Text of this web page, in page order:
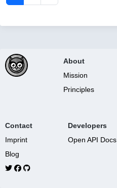
About
Mission
Principles
Contact
Imprint
Blog
Developers
Open API Docs